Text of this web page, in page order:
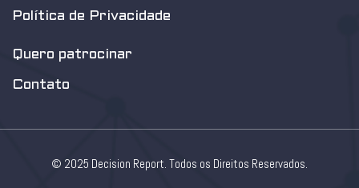
Política de Privacidade
Quero patrocinar
Contato
© 2025 Decision Report. Todos os Direitos Reservados.